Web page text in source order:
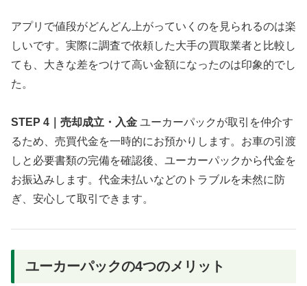
アプリで値段がどんどん上がっていくのを見られるのは楽
しいです。実際に調査で依頼した大手の買取業者と比較し
ても、大きな差をつけて高い金額になったのは印象的でし
た。
STEP 4｜売却成立・入金 ユーカーパックが取引を仲介す
るため、売買代金を一時的にお預かりします。お車の引渡
しと必要書類の完備を確認後、ユーカーパックから代金を
お振込みします。代金未払いなどのトラブルを未然に防
ぎ、安心して取引できます。
ユーカーパックの4つのメリット